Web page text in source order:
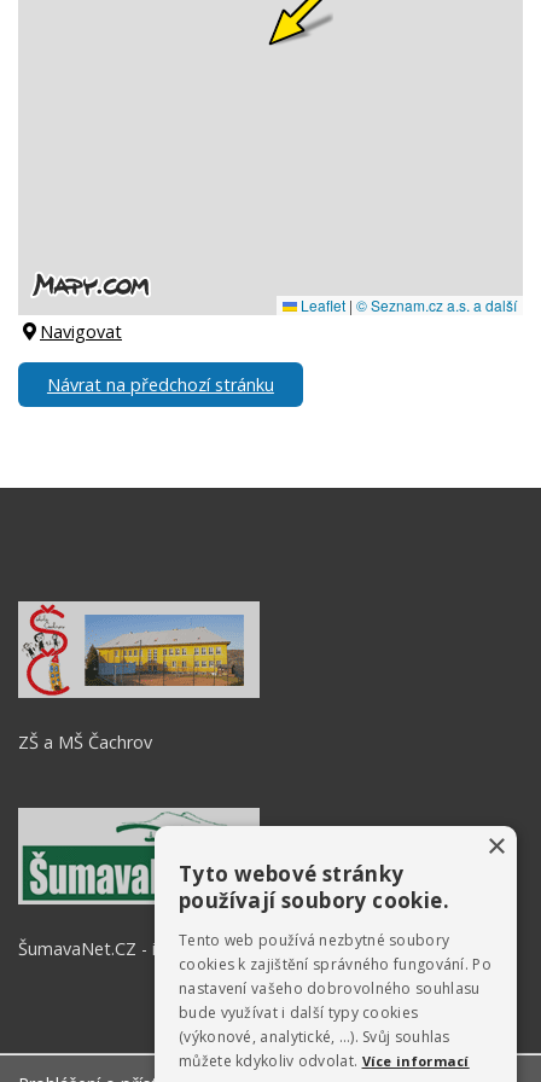
Navigovat
Návrat na předchozí stránku
ZŠ a MŠ Čachrov
ŠumavaNet.CZ - informace o regionu
×
Tyto webové stránky
používají soubory cookie.
Tento web používá nezbytné soubory
cookies k zajištění správného fungování. Po
nastavení vašeho dobrovolného souhlasu
bude využívat i další typy cookies
(výkonové, analytické, …). Svůj souhlas
můžete kdykoliv odvolat. Více informací